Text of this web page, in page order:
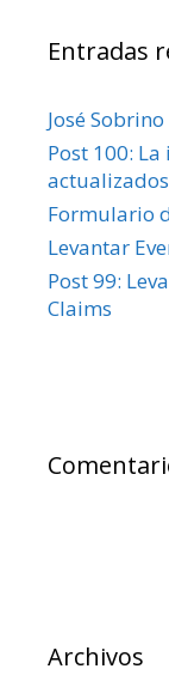
Entradas
José Sobrino
Post 100:
Formulario
Levantar
Post 99:
Claims
Archivos